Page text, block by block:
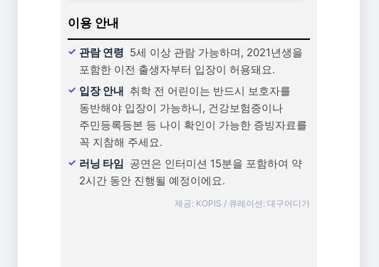
이용 안내
관람 연령 5세 이상 관람 가능하며, 2021년생을
포함한 이전 출생자부터 입장이 허용돼요.
입장 안내 취학 전 어린이는 반드시 보호자를
동반해야 입장이 가능하니, 건강보험증이나
주민등록등본 등 나이 확인이 가능한 증빙자료를
꼭 지참해 주세요.
러닝 타임 공연은 인터미션 15분을 포함하여 약
2시간 동안 진행될 예정이에요.
제공: KOPIS / 큐레이션: 대구어디가